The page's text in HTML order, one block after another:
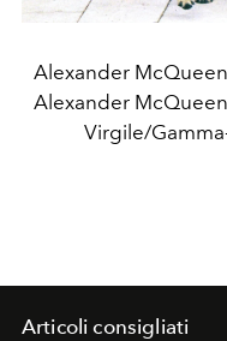
Alexander
Alexander
Virgile/
Articoli consigliati